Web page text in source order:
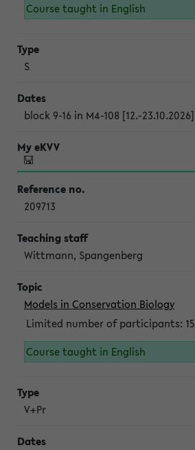
Course taught in English
S
block 9-16 in M4-108 [12.-23.10.2026]
209713
Wittmann, Spangenberg
Models in Conservation Biology
Limited number of participants: 15
Course taught in English
V+Pr